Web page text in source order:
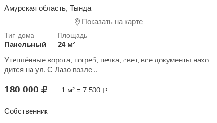
Амурская область, Тында
Показать на карте
Панельный
24 м²
Утеплённые ворота, погреб, печка, свет, все документы нахо
дится на ул. С Лазо возле...
180 000 1 м² = 7 500
Собственник